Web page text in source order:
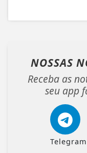
NOSSAS
Receba as
seu app
Telegram